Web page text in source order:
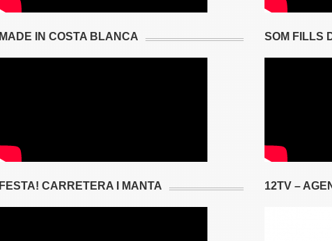
MADE IN COSTA BLANCA
FESTA! CARRETERA I MANTA
SOM FILLS
12TV –